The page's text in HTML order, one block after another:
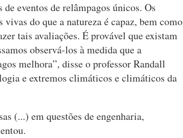
eventos de relâmpagos únicos. Os
do que a natureza é capaz, bem como
tais avaliações. É provável que existam
observá-los à medida que a
melhora”, disse o professor Randall
e extremos climáticos e climáticos da
(...) em questões de engenharia,